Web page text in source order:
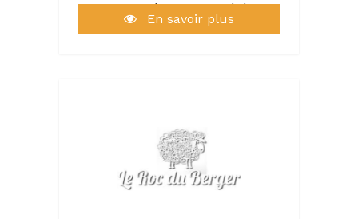
Ancienne résidence d'été des
comtes-évêques de Cahors, ce
Avec ses 30 chambres et suites
élégantes, un restaurant étoilé
En savoir plus